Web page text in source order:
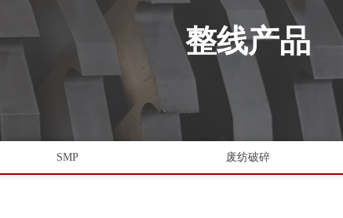
整线产品
SMP 废纺破碎